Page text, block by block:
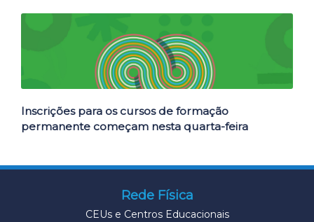
Inscrições para os cursos de formação
permanente começam nesta quarta-feira
Rede Física
CEUs e Centros Educacionais